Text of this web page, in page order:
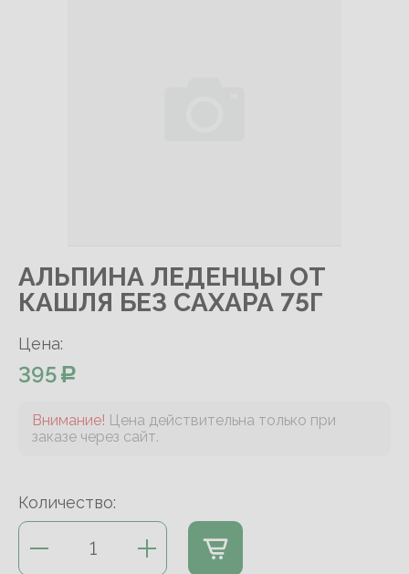
АЛЬПИНА ЛЕДЕНЦЫ ОТ
КАШЛЯ БЕЗ САХАРА 75Г
Цена:
395
Внимание! Цена действительна только при
заказе через сайт.
Количество: